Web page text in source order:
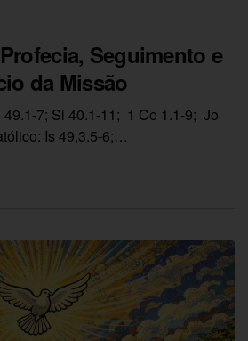
Seguimento e
da Missão
7; Sl 40.1-11; 1 Co 1.1-9; Jo
Is 49,3.5-6;…